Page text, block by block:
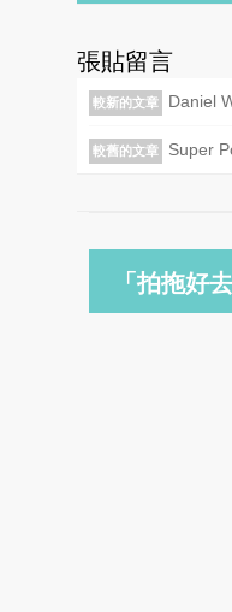
張貼留言
較新的文章 Daniel
較舊的文章 Super
「拍拖好